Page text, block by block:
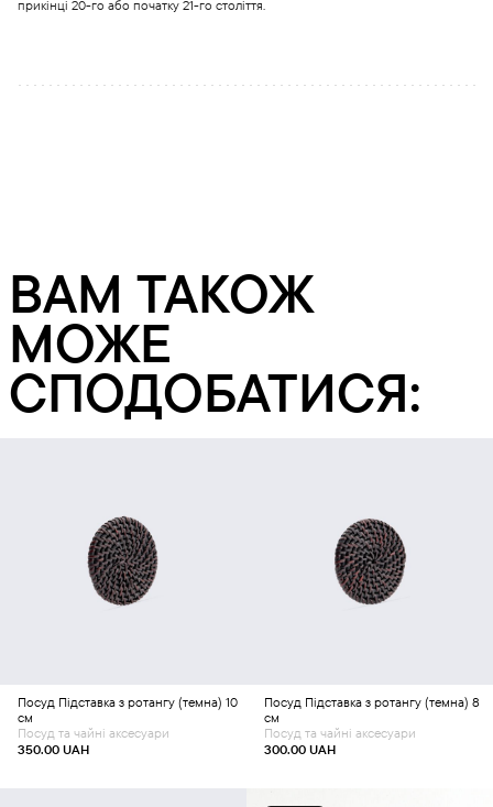
прикінці 20-го або початку 21-го століття.
ВАМ ТАКОЖ
МОЖЕ
СПОДОБАТИСЯ:
Додати в кошик
Посуд Підставка з ротангу (темна) 10
см
350.00 UAH
Посуд та чайні аксесуари
Додати в кошик
Посуд Підставка з ротангу (темна) 8
см
300.00 UAH
Посуд та чайні аксесуари